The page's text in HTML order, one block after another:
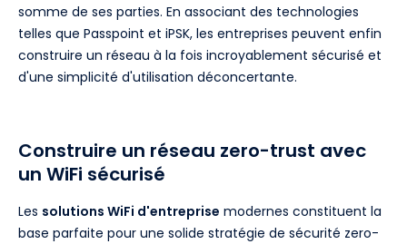
somme de ses parties. En associant des technologies
telles que Passpoint et iPSK, les entreprises peuvent enfin
construire un réseau à la fois incroyablement sécurisé et
d'une simplicité d'utilisation déconcertante.
Construire un réseau zero-trust avec
un WiFi sécurisé
Les solutions WiFi d'entreprise modernes constituent la
base parfaite pour une solide stratégie de sécurité zero-